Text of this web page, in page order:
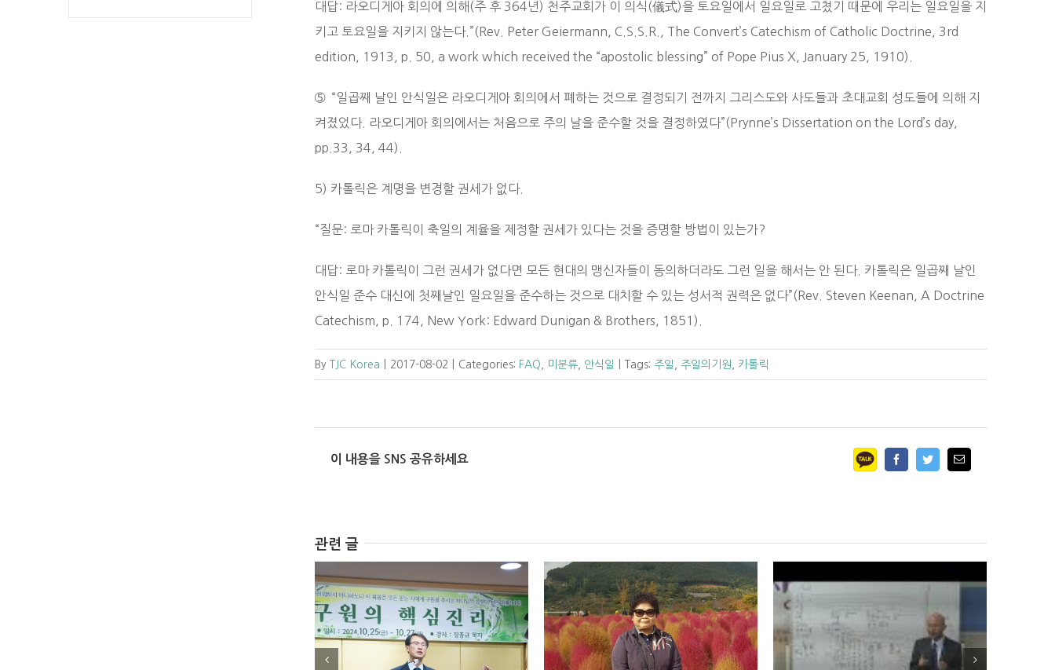
대답: 라오디게아 회의에 의해(주 후 364년) 천주교회가 이 의식(儀式)을 토요일에서 일요일로 고쳤기 때문에 우리는 일요일을 지
키고 토요일을 지키지 않는다.”(Rev. Peter Geiermann, C.S.S.R., The Convert’s Catechism of Catholic Doctrine, 3rd
edition, 1913, p. 50, a work which received the “apostolic blessing” of Pope Pius X, January 25, 1910).
➄ “일곱째 날인 안식일은 라오디게아 회의에서 폐하는 것으로 결정되기 전까지 그리스도와 사도들과 초대교회 성도들에 의해 지
켜졌었다. 라오디게아 회의에서는 처음으로 주의 날을 준수할 것을 결정하였다”(Prynne’s Dissertation on the Lord’s day,
pp.33, 34, 44).
5) 카톨릭은 계명을 변경할 권세가 없다.
“질문: 로마 카톨릭이 축일의 계율을 제정할 권세가 있다는 것을 증명할 방법이 있는가?
대답: 로마 카톨릭이 그런 권세가 없다면 모든 현대의 맹신자들이 동의하더라도 그런 일을 해서는 안 된다. 카톨릭은 일곱째 날인
안식일 준수 대신에 첫째날인 일요일을 준수하는 것으로 대치할 수 있는 성서적 권력은 없다”(Rev. Steven Keenan, A Doctrine
Catechism, p. 174, New York: Edward Dunigan & Brothers, 1851).
By TJC Korea 2017-08-02 Categories: FAQ 미분류 안식일 Tags: 주일 주일의기원 카톨릭
이 내용을 SNS 공유하세요 FacebookTwitterEmail
관련 글